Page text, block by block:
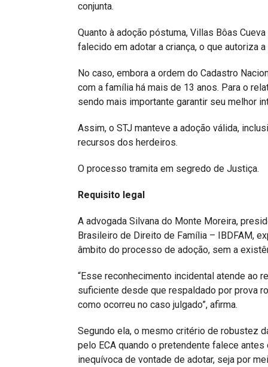
conjunta.
Quanto à adoção póstuma, Villas Bôas
falecido em adotar a criança, o que autoriza
No caso, embora a ordem do Cadastro
com a família há mais de 13 anos. Para o
sendo mais importante garantir seu melhor
Assim, o STJ manteve a adoção válida,
recursos dos herdeiros.
O processo tramita em segredo de Justiça.
Requisito legal
A advogada Silvana do Monte Moreira,
Brasileiro de Direito de Família – IBDFAM,
âmbito do processo de adoção, sem a
“Esse reconhecimento incidental atende ao
suficiente desde que respaldado por prova
como ocorreu no caso julgado”, afirma.
Segundo ela, o mesmo critério de robustez
pelo ECA quando o pretendente falece
inequívoca de vontade de adotar, seja por